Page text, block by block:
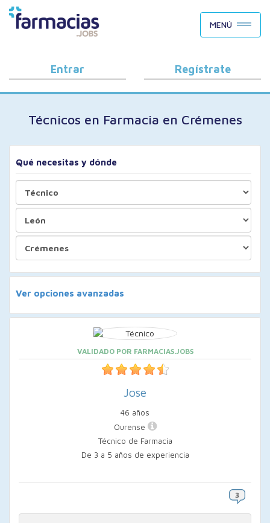
BUSCAR CANDIDATOS
OFERTAS DE EMPLEO
COMO FUNCIONA
PORQUÉ FARMACIAS.JOBS
BLOG
MENÚ
Entrar Regístrate
Técnicos en Farmacia en Crémenes
Qué necesitas y dónde
Ver opciones avanzadas
VALIDADO POR FARMACIAS.JOBS
Jose
46 años
Ourense
Técnico de Farmacia
De 3 a 5 años de experiencia